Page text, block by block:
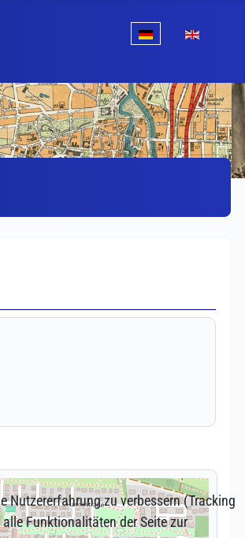
Nutzererfahrung zu verbessern (Tracking
Funktionalitäten der Seite zur